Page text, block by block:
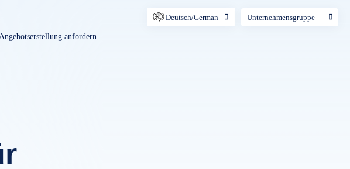
Angebotserstellung anfordern
Deutsch/German Unternehmensgruppe